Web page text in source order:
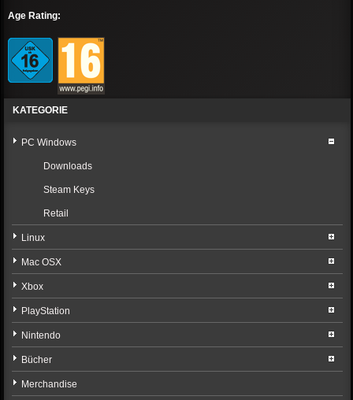
Age Rating:
KATEGORIE
PC Windows
Downloads
Steam Keys
Retail
Linux
Mac OSX
Xbox
PlayStation
Nintendo
Bücher
Merchandise